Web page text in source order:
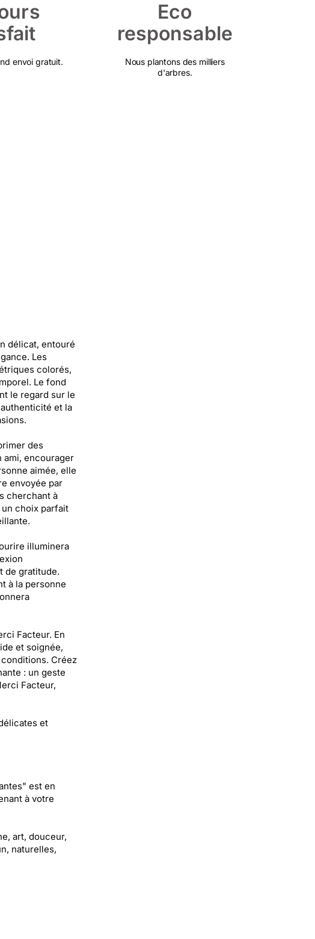
envoi gratuit.
Eco
responsable
Nous plantons des milliers
d'arbres.
délicat, entouré
Les
colorés,
Le fond
le regard sur le
et la
des
encourager
aimée, elle
envoyée par
cherchant à
choix parfait
illuminera
de gratitude.
à la personne
Facteur. En
et soignée,
Créez
: un geste
Facteur,
et
est en
à votre
art, douceur,
naturelles,